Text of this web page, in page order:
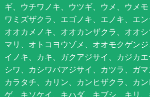
ギ、ウチワノキ、ウツギ、ウメ、ウメ
ワミズザクラ、エゴノキ、エノキ、エン
オオカメノキ、オオカンザクラ、オオ
マリ、オトコヨウゾメ、オオモクゲン
イノキ、カキ、ガクアジサイ、カジカ
シワ、カシワバアジサイ、カツラ、ガマ
カラタチ、カリン、カンヒザクラ、カ
ゲ、キソケイ、キハダ、キブシ、キリ